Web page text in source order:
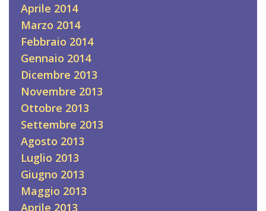
Aprile 2014
Marzo 2014
Febbraio 2014
Gennaio 2014
Dicembre 2013
Novembre 2013
Ottobre 2013
Settembre 2013
Agosto 2013
Luglio 2013
Giugno 2013
Maggio 2013
Aprile 2013